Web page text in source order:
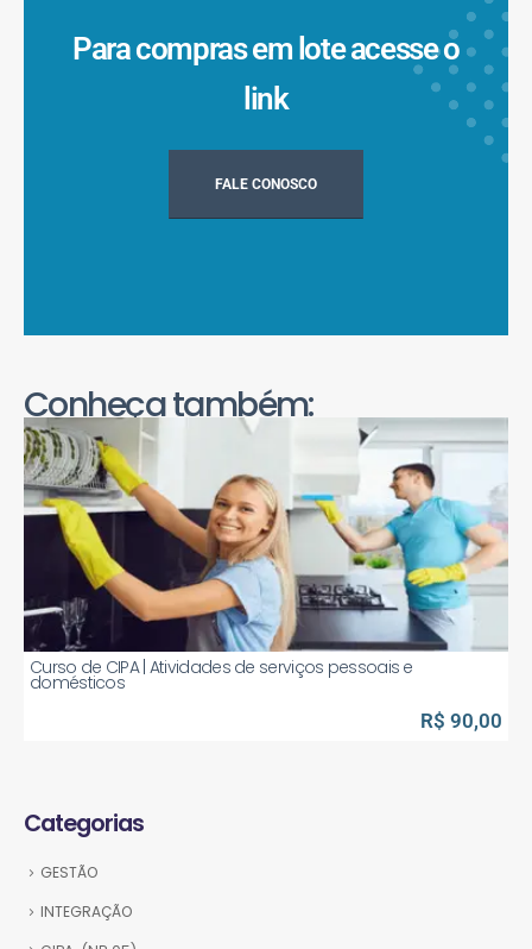
Para compras em lote acesse o
link
FALE CONOSCO
Conheça também:
Curso de CIPA | Atividades de serviços pessoais e
domésticos
R$ 90,00
Categorias
GESTÃO
INTEGRAÇÃO